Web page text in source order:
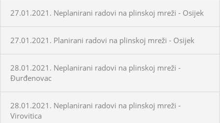
27.01.2021. Neplanirani radovi na plinskoj mreži - Osijek
27.01.2021. Planirani radovi na plinskoj mreži - Osijek
28.01.2021. Neplanirani radovi na plinskoj mreži -
Đurđenovac
28.01.2021. Neplanirani radovi na plinskoj mreži -
Virovitica